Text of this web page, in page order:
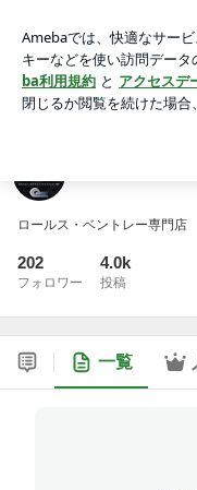
アプリをダウンロードし
ょう。
ロールス・ベントレー専門店
202
フォロワー
4.0k
投稿
一覧